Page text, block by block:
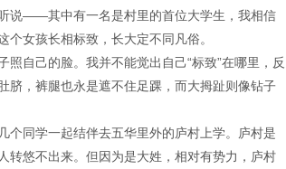
说——其中有一名是村里的首位大学生，我相信
女孩长相标致，长大定不同凡俗。
自己的脸。我并不能觉出自己“标致”在哪里，反
脐，裤腿也永是遮不住足踝，而大拇趾则像钻子
个同学一起结伴去五华里外的庐村上学。庐村是
转悠不出来。但因为是大姓，相对有势力，庐村